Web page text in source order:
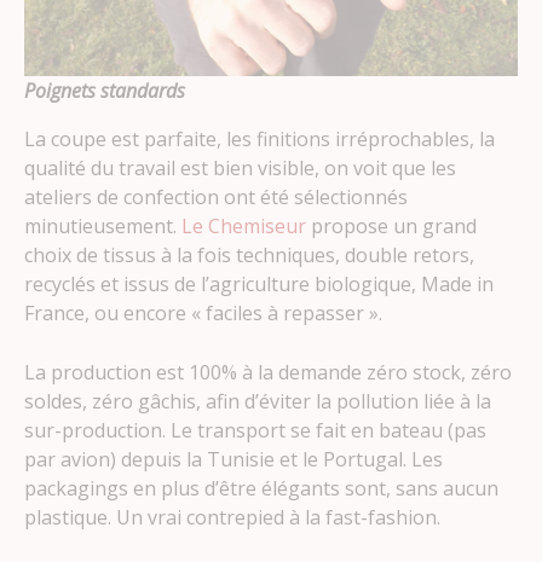
Poignets standards
La coupe est parfaite, les finitions irréprochables, la
qualité du travail est bien visible, on voit que les
ateliers de confection ont été sélectionnés
minutieusement. Le Chemiseur propose un grand
choix de tissus à la fois techniques, double retors,
recyclés et issus de l’agriculture biologique, Made in
France, ou encore « faciles à repasser ».
La production est 100% à la demande zéro stock, zéro
soldes, zéro gâchis, afin d’éviter la pollution liée à la
sur-production. Le transport se fait en bateau (pas
par avion) depuis la Tunisie et le Portugal. Les
packagings en plus d’être élégants sont, sans aucun
plastique. Un vrai contrepied à la fast-fashion.